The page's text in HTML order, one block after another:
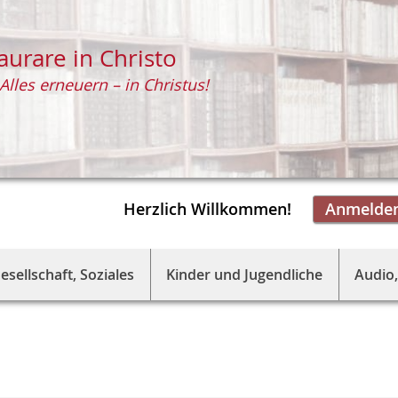
Herzlich Willkommen!
in Christo
Alles erneuern – in Christus!
Soziales Kinder und Jugendliche